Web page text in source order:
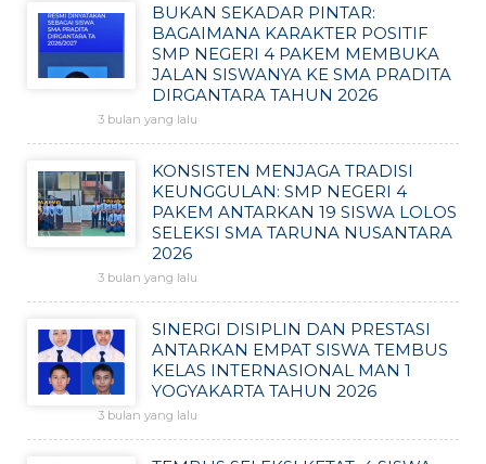
BUKAN SEKADAR PINTAR:
BAGAIMANA KARAKTER POSITIF
SMP NEGERI 4 PAKEM MEMBUKA
JALAN SISWANYA KE SMA PRADITA
DIRGANTARA TAHUN 2026
3 bulan yang lalu
KONSISTEN MENJAGA TRADISI
KEUNGGULAN: SMP NEGERI 4
PAKEM ANTARKAN 19 SISWA LOLOS
SELEKSI SMA TARUNA NUSANTARA
2026
3 bulan yang lalu
SINERGI DISIPLIN DAN PRESTASI
ANTARKAN EMPAT SISWA TEMBUS
KELAS INTERNASIONAL MAN 1
YOGYAKARTA TAHUN 2026
3 bulan yang lalu